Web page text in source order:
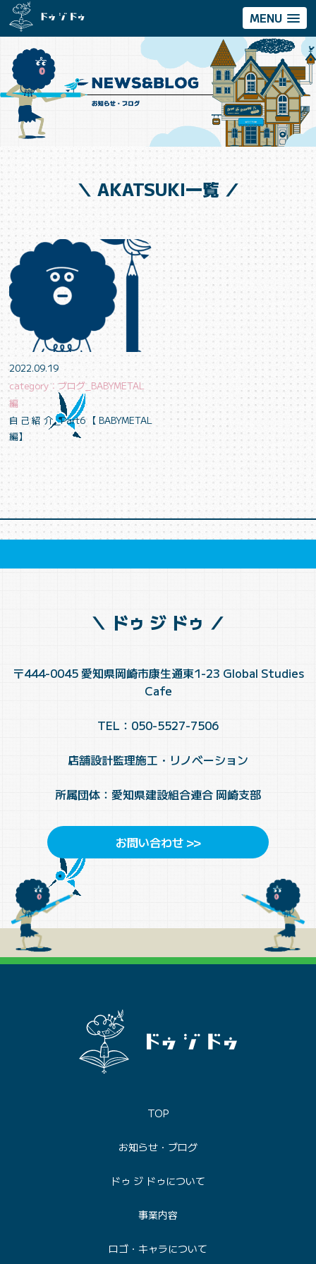
MENU
＼ AKATSUKI一覧 ／
2022.09.19
category：ブログ_BABYMETAL
編
自己紹介_Part6【BABYMETAL
編】
＼ ドゥ ジ ドゥ ／
〒444-0045 愛知県岡崎市康生通東1-23 Global Studies
Cafe
TEL：050-5527-7506
店舗設計監理施工・リノベーション
所属団体：愛知県建設組合連合 岡崎支部
お問い合わせ >>
TOP
お知らせ・ブログ
ドゥ ジ ドゥについて
事業内容
ロゴ・キャラについて